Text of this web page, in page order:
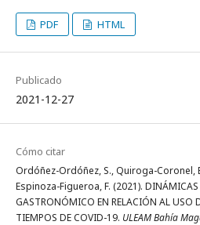
PDF HTML
Publicado
2021-12-27
Cómo citar
Ordóñez-Ordóñez, S., Quiroga-Coronel,
Espinoza-Figueroa, F. (2021). DINÁMICAS
GASTRONÓMICO EN RELACIÓN AL USO
TIEMPOS DE COVID-19. ULEAM Bahía